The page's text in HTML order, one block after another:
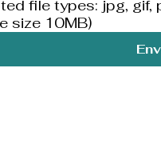
file types: jpg, gif,
size 10MB)